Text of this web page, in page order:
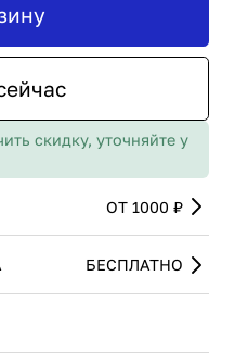
скидку, уточняйте у
ОТ 1000 ₽
БЕСПЛАТНО